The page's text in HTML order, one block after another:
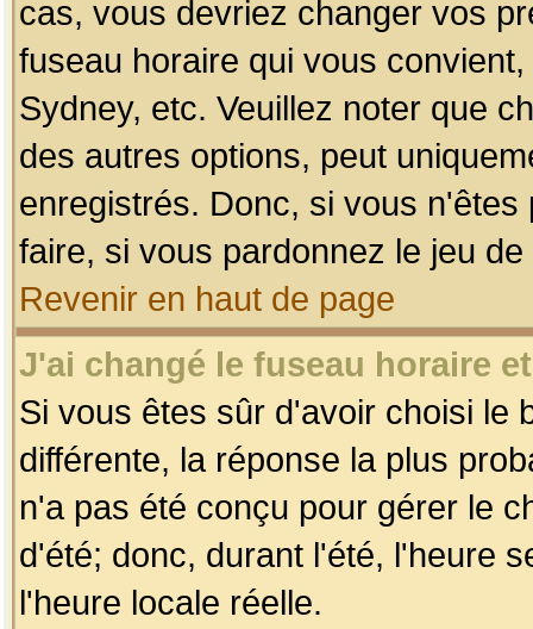
cas, vous devriez changer vos
fuseau horaire qui vous
Sydney, etc. Veuillez noter que
des autres options, peut
enregistrés. Donc, si vous
faire, si vous pardonnez le jeu
Revenir en haut de page
J'ai changé le fuseau horaire
Si vous êtes sûr d'avoir choisi le
différente, la réponse la plus
n'a pas été conçu pour gérer le
d'été; donc, durant l'été, l'heure
l'heure locale réelle.